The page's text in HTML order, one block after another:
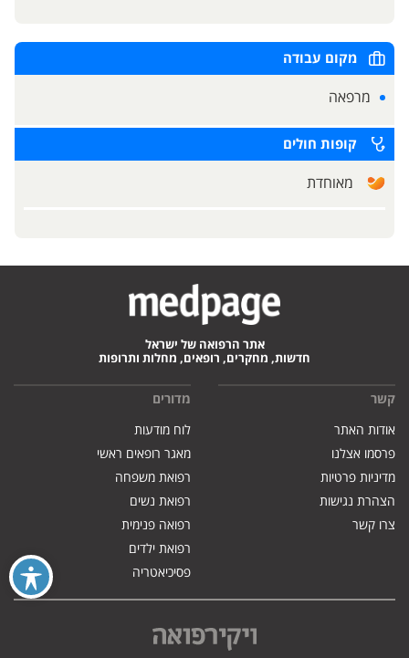
מקום עבודה
מרפאה
קופות חולים
מאוחדת
אתר הרפואה של ישראל
חדשות, מחקרים, רופאים, מחלות ותרופות
קשר
אודות האתר
פרסמו אצלנו
מדיניות פרטיות
הצהרת נגישות
צרו קשר
מדורים
לוח מודעות
מאגר רופאים ראשי
רפואת משפחה
רפואת נשים
רפואה פנימית
רפואת ילדים
פסיכיאטריה